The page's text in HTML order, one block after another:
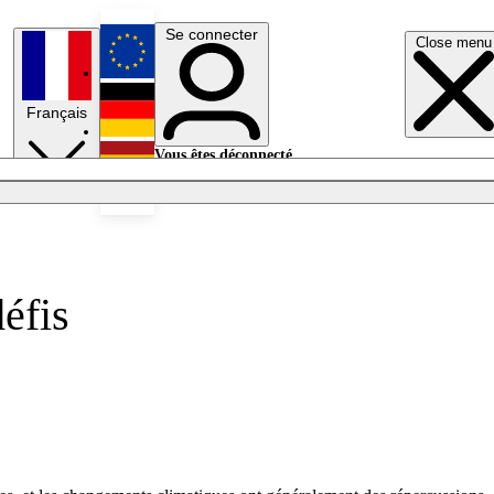
Close menu
Français
English
Deutsch
Se connecter
Vous êtes déconnecté.